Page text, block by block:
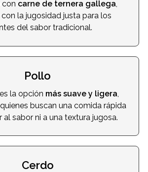
con carne de ternera gallega,
la jugosidad justa para los
del sabor tradicional.
Pollo
la opción más suave y ligera
buscan una comida rápida
al sabor ni a una textura jugosa.
Cerdo